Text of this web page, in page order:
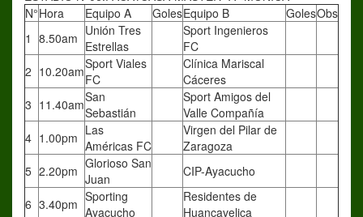
N°Hora Equipo A GolesEquipo B GolesObs
1 8.50am Unión Tres
Estrellas
Sport Ingenieros
FC
2 10.20amSport Viales
FC
Clínica Mariscal
Cáceres
3 11.40amSan
Sebastián
Sport Amigos del
Valle Compañía
4 1.00pm Las
Américas FC
Virgen del Pilar de
Zaragoza
5 2.20pm Glorioso San
Juan
CIP-Ayacucho
6 3.40pm Sporting
Ayacucho
Residentes de
Huancavelica